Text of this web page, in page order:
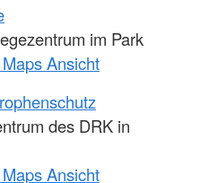
im Park
Ansicht
des DRK in
Ansicht